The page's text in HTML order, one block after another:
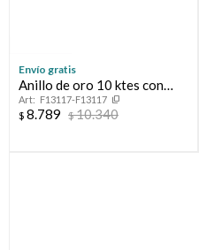
Envío gratis
Anillo de oro 10 ktes con
circonias, FLOT
F13117-F13117
$ 8.789 $10.340